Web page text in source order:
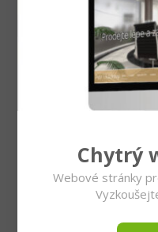
Chytrý
Webové stránky